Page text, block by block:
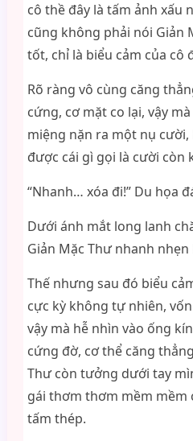
cô thề đây là tấm ảnh xấu
cũng không phải nói Giản
tốt, chỉ là biểu cảm của cô
Rõ ràng vô cùng căng
cứng, cơ mặt co lại, vậy
miệng nặn ra một nụ
được cái gì gọi là cười còn
“Nhanh… xóa đi!” Du họa
Dưới ánh mắt long lanh
Giản Mặc Thư nhanh nhẹn
Thế nhưng sau đó biểu
cực kỳ không tự nhiên,
vậy mà hễ nhìn vào ống
cứng đờ, cơ thể căng
Thư còn tưởng dưới tay
gái thơm thơm mềm mềm
tấm thép.